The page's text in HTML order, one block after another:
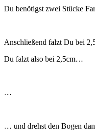
Du benötigst zwei Stücke
Anschließend falzt Du bei
Du falzt also bei 2,5cm…
…
… und drehst den Bogen